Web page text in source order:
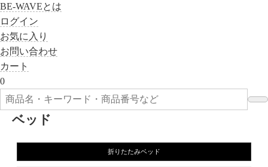
BE-WAVEとは
ログイン
お気に入り
お問い合わせ
カート
0
ベッド
折りたたみベッド